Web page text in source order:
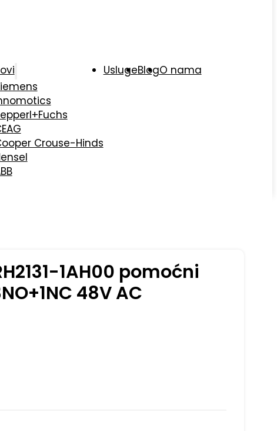
Crouse-Hinds
UslugeBlogO nama
1AH00 pomoćni
48V AC